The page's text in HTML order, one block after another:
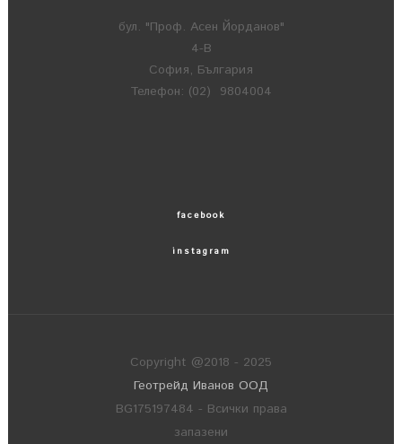
бул. "Проф. Асен Йорданов"
4-В
София, България
Телефон: (02) 9804004
facebook
instagram
Copyright @2018 - 2025
Геотрейд Иванов ООД
BG175197484 - Всички права
запазени